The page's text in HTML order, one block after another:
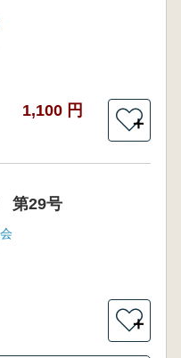
1,100 円
＋
第29号
＋